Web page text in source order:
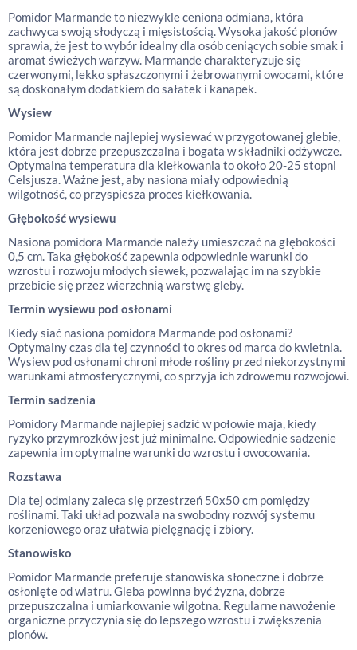
Pomidor Marmande to niezwykle ceniona odmiana, która
zachwyca swoją słodyczą i mięsistością. Wysoka jakość plonów
sprawia, że jest to wybór idealny dla osób ceniących sobie smak i
aromat świeżych warzyw. Marmande charakteryzuje się
czerwonymi, lekko spłaszczonymi i żebrowanymi owocami, które
są doskonałym dodatkiem do sałatek i kanapek.
Wysiew
Pomidor Marmande najlepiej wysiewać w przygotowanej glebie,
która jest dobrze przepuszczalna i bogata w składniki odżywcze.
Optymalna temperatura dla kiełkowania to około 20-25 stopni
Celsjusza. Ważne jest, aby nasiona miały odpowiednią
wilgotność, co przyspiesza proces kiełkowania.
Głębokość wysiewu
Nasiona pomidora Marmande należy umieszczać na głębokości
0,5 cm. Taka głębokość zapewnia odpowiednie warunki do
wzrostu i rozwoju młodych siewek, pozwalając im na szybkie
przebicie się przez wierzchnią warstwę gleby.
Termin wysiewu pod osłonami
Kiedy siać nasiona pomidora Marmande pod osłonami?
Optymalny czas dla tej czynności to okres od marca do kwietnia.
Wysiew pod osłonami chroni młode rośliny przed niekorzystnymi
warunkami atmosferycznymi, co sprzyja ich zdrowemu rozwojowi.
Termin sadzenia
Pomidory Marmande najlepiej sadzić w połowie maja, kiedy
ryzyko przymrozków jest już minimalne. Odpowiednie sadzenie
zapewnia im optymalne warunki do wzrostu i owocowania.
Rozstawa
Dla tej odmiany zaleca się przestrzeń 50x50 cm pomiędzy
roślinami. Taki układ pozwala na swobodny rozwój systemu
korzeniowego oraz ułatwia pielęgnację i zbiory.
Stanowisko
Pomidor Marmande preferuje stanowiska słoneczne i dobrze
osłonięte od wiatru. Gleba powinna być żyzna, dobrze
przepuszczalna i umiarkowanie wilgotna. Regularne nawożenie
organiczne przyczynia się do lepszego wzrostu i zwiększenia
plonów.